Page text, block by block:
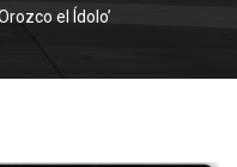
el Ídolo’